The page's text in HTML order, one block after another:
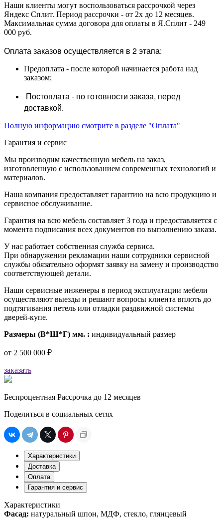
Наши клиенты могут воспользоваться рассрочкой через
Яндекс Сплит. Период рассрочки - от 2х до 12 месяцев.
Максимальная сумма договора для оплаты в Я.Сплит - 249
000 руб.
Оплата заказов осуществляется в 2 этапа:
Предоплата - после которой начинается работа над
заказом;
Постоплата - по готовности заказа, перед
доставкой.
Полную информацию смотрите в разделе "Оплата"
Гарантия и сервис
Мы производим качественную мебель на заказ,
изготовленную с использованием современных технологий и
материалов.
Наша компания предоставляет гарантию на всю продукцию и
сервисное обслуживание.
Гарантия на всю мебель составляет 3 года и предоставляется с
момента подписания всех документов по выполнению заказа.
У нас работает собственная служба сервиса.
При обнаружении рекламации наши сотрудники сервисной
службы обязательно оформят заявку на замену и производство
соответствующей детали.
Наши сервисные инженеры в период эксплуатации мебели
осуществляют выезды и решают вопросы клиента вплоть до
подтягивания петель или отладки раздвижной системы
дверей-купе.
Размеры (В*Ш*Г) мм. : индивидуальный размер
от 2 500 000 ₽
заказать
Беспроцентная Рассрочка до 12 месяцев
Поделиться в социальных сетях
Характеристики
Доставка
Оплата
Гарантия и сервис
Характеристики
Фасад: натуральный шпон, МДФ, стекло, глянцевый